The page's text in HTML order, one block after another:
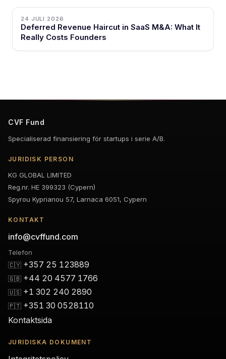
24 JULI 2026
Deferred Revenue Haircut in SaaS M&A: What It
Really Costs Founders
CVF Fund
Specialiserad finansiering för startups i serie A/B.
JURIDISK PERSON
KG GLOBAL LIMITED
Reg.nr. HE 399323 (Cypern)
Spyrou Kyprianou 57, Larnaca 6051, Cypern
KONTAKT
info@cvffund.com
Telefon
🇨🇾 +357 25 123889
🇬🇧 +44 20 4577 1766
🇺🇸 +1 302 240 2890
🇵🇹 +351 30 0528110
Kontaktsida
JURIDISKA DOKUMENT